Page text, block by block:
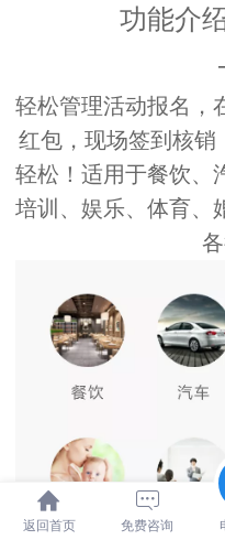
功能介
轻松管理活动报名，
红包，现场签到核
轻松！适用于餐饮、
培训、娱乐、体育、
返回首页 免费咨询